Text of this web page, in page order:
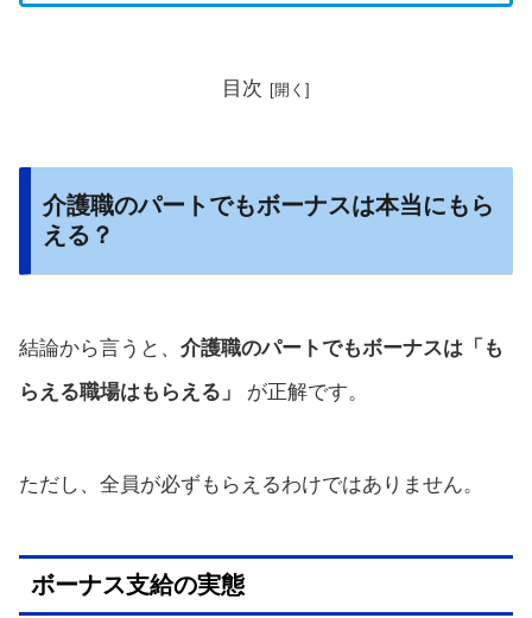
目次
介護職のパートでもボーナスは本当にもら
える？
結論から言うと、 介護職のパートでもボーナスは「も
らえる職場はもらえる」
が正解です。
ただし、全員が必ずもらえるわけではありません。
ボーナス支給の実態